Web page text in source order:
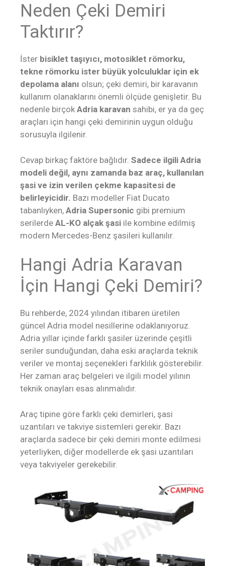
Neden Çeki Demiri
Taktırır?
İster bisiklet taşıyıcı, motosiklet römorku,
tekne römorku ister büyük yolculuklar için ek
depolama alanı olsun; çeki demiri, bir karavanın
kullanım olanaklarını önemli ölçüde genişletir. Bu
nedenle birçok Adria karavan sahibi, er ya da geç
araçları için hangi çeki demirinin uygun olduğu
sorusuyla ilgilenir.
Cevap birkaç faktöre bağlıdır. Sadece ilgili Adria
modeli değil, aynı zamanda baz araç, kullanılan
şasi ve izin verilen çekme kapasitesi de
belirleyicidir. Bazı modeller Fiat Ducato
tabanlıyken, Adria Supersonic gibi premium
serilerde AL-KO alçak şasi ile kombine edilmiş
modern Mercedes-Benz şasileri kullanılır.
Hangi Adria Karavan
İçin Hangi Çeki Demiri?
Bu rehberde, 2024 yılından itibaren üretilen
güncel Adria model nesillerine odaklanıyoruz.
Adria yıllar içinde farklı şasiler üzerinde çeşitli
seriler sunduğundan, daha eski araçlarda teknik
veriler ve montaj seçenekleri farklılık gösterebilir.
Her zaman araç belgeleri ve ilgili model yılının
teknik onayları esas alınmalıdır.
Araç tipine göre farklı çeki demirleri, şasi
uzantıları ve takviye sistemleri gerekir. Bazı
araçlarda sadece bir çeki demiri monte edilmesi
yeterliyken, diğer modellerde ek şasi uzantıları
veya takviyeler gerekebilir.